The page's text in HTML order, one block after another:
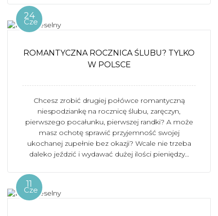
24
Cze
ROMANTYCZNA ROCZNICA ŚLUBU? TYLKO
W POLSCE
Chcesz zrobić drugiej połówce romantyczną
niespodziankę na rocznicę ślubu, zaręczyn,
pierwszego pocałunku, pierwszej randki? A może
masz ochotę sprawić przyjemność swojej
ukochanej zupełnie bez okazji? Wcale nie trzeba
daleko jeździć i wydawać dużej ilości pieniędzy…
11
Cze